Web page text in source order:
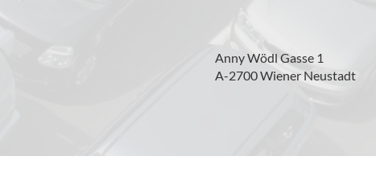
Anny Wödl Gasse 1
A-2700 Wiener Neustadt